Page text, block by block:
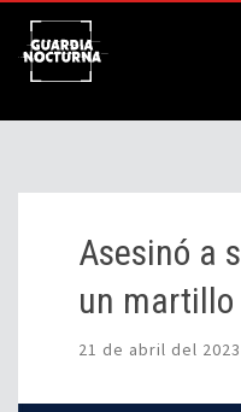
Asesinó a
un martillo
21 de abril del 2023